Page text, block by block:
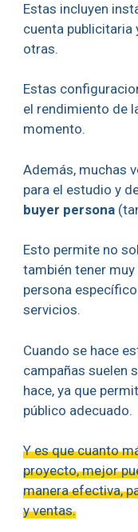
Estas incluyen
cuenta publicitaria
otras.
Estas
el rendimiento de
momento.
Además, muchas
para el estudio y
buyer persona
Esto permite no
también tener
persona
servicios.
Cuando se hace
campañas suelen
hace, ya que
público adecuado.
Y es que cuanto
proyecto, mejor
manera efectiva,
y ventas.